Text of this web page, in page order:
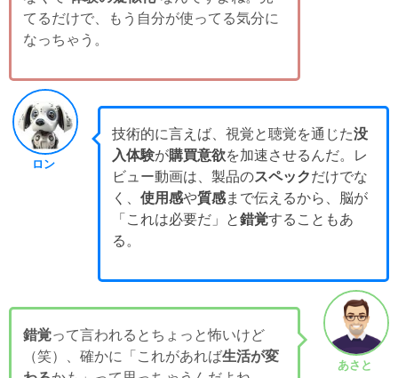
てるだけで、もう自分が使ってる気分に
なっちゃう。
ロン
技術的に言えば、視覚と聴覚を通じた没
入体験が購買意欲を加速させるんだ。レ
ビュー動画は、製品のスペックだけでな
く、 使用感や質感まで伝えるから、脳が
「これは必要だ」と錯覚することもあ
る。
あさと
錯覚って言われるとちょっと怖いけど
（笑）、確かに「これがあれば生活が変